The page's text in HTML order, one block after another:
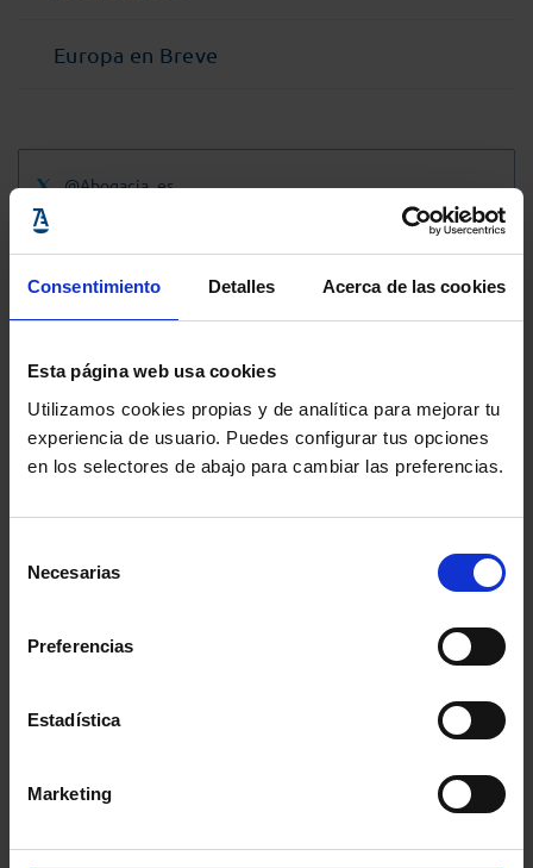
Consentimiento Detalles Acerca de las cookies
Esta página web usa cookies
Utilizamos cookies propias y de analítica para mejorar tu
experiencia de usuario. Puedes configurar tus opciones
en los selectores de abajo para cambiar las preferencias.
Necesarias
Preferencias
Estadística
Marketing
Europa en Breve
@Abogacia_es